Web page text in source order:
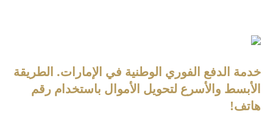
خدمة الدفع الفوري الوطنية في الإمارات. الطريقة
الأبسط والأسرع لتحويل الأموال باستخدام رقم
هاتف!